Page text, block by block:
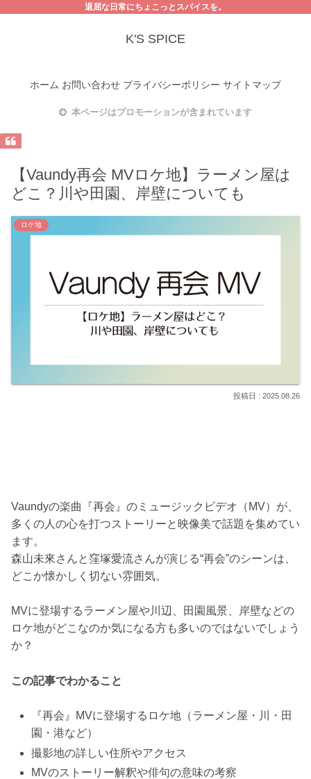
退屈な日常にちょこっとスパイスを。
K'S SPICE
ホーム お問い合わせ プライバシーポリシー サイトマップ
本ページはプロモーションが含まれています
【Vaundy再会 MVロケ地】ラーメン屋は
どこ？川や田園、岸壁についても
ロケ地
2025.08.26
Vaundyの楽曲『再会』のミュージックビデオ（MV）が、
多くの人の心を打つストーリーと映像美で話題を集めてい
ます。
森山未來さんと窪塚愛流さんが演じる“再会”のシーンは、
どこか懐かしく切ない雰囲気。
MVに登場するラーメン屋や川辺、田園風景、岸壁などの
ロケ地がどこなのか気になる方も多いのではないでしょう
か？
この記事でわかること
『再会』MVに登場するロケ地（ラーメン屋・川・田
園・港など）
撮影地の詳しい住所やアクセス
MVのストーリー解釈や俳句の意味の考察